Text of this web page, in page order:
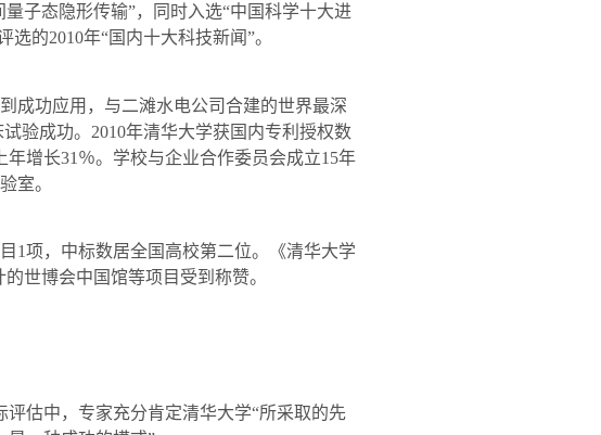
量子态隐形传输”，同时入选“中国科学十大进
选的2010年“国内十大科技新闻”。
成功应用，与二滩水电公司合建的世界最深
验成功。 2010年清华大学获国内专利授权数
年增长31 ％。学校与企业合作委员会成立15年
室。
1项，中标数居全国高校第二位。《清华大学
世博会中国馆等项目受到称赞。
估中，专家充分肯定清华大学“所采取的先